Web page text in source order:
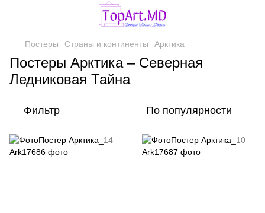
Постеры Страны и континенты Арктика
Постеры Арктика – Северная
Ледниковая Тайна
Фильтр По популярности